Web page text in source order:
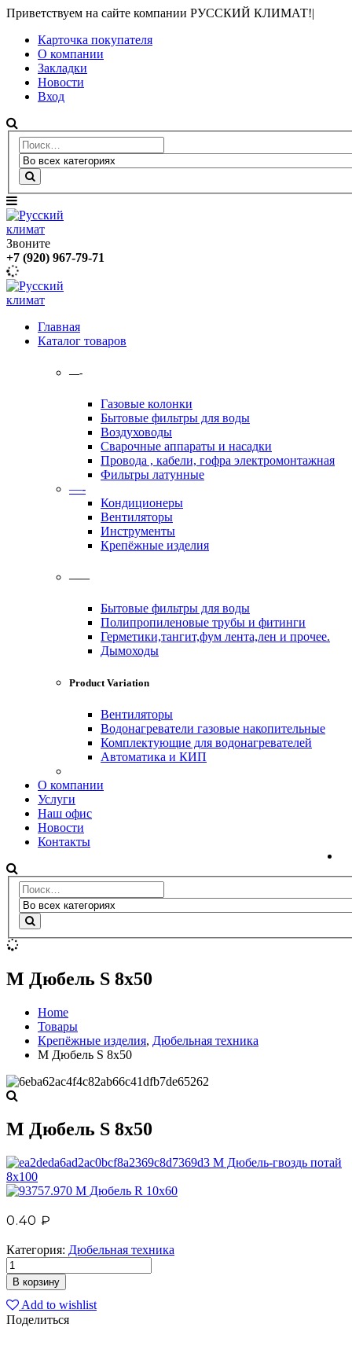
Приветствуем на сайте компании РУССКИЙ КЛИМАТ!|
Карточка покупателя
О компании
Закладки
Новости
Вход
Звоните
+7 (920) 967-79-71
Главная
Каталог товаров
—-
Газовые колонки
Бытовые фильтры для воды
Воздуховоды
Сварочные аппараты и насадки
Провода , кабели, гофра электромонтажная
Фильтры латунные
—-
Кондиционеры
Вентиляторы
Инструменты
Крепёжные изделия
——
Бытовые фильтры для воды
Полипропиленовые трубы и фитинги
Герметики,тангит,фум лента,лен и прочее.
Дымоходы
Product Variation
Вентиляторы
Водонагреватели газовые накопительные
Комплектующие для водонагревателей
Автоматика и КИП
О компании
Услуги
Наш офис
Новости
Контакты
М Дюбель S 8х50
Home
Товары
Крепёжные изделия, Дюбельная техника
М Дюбель S 8х50
М Дюбель S 8х50
М Дюбель-гвоздь потай
8х100
М Дюбель R 10х60
0.40 ₽
Категория: Дюбельная техника
В корзину
Add to wishlist
Поделиться